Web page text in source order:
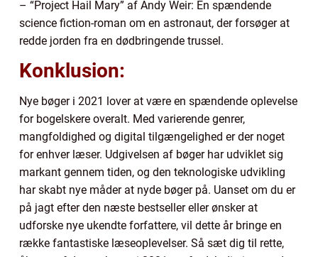
– “Project Hail Mary” af Andy Weir: En spændende
science fiction-roman om en astronaut, der forsøger at
redde jorden fra en dødbringende trussel.
Konklusion:
Nye bøger i 2021 lover at være en spændende oplevelse
for bogelskere overalt. Med varierende genrer,
mangfoldighed og digital tilgængelighed er der noget
for enhver læser. Udgivelsen af bøger har udviklet sig
markant gennem tiden, og den teknologiske udvikling
har skabt nye måder at nyde bøger på. Uanset om du er
på jagt efter den næste bestseller eller ønsker at
udforske nye ukendte forfattere, vil dette år bringe en
række fantastiske læseoplevelser. Så sæt dig til rette,